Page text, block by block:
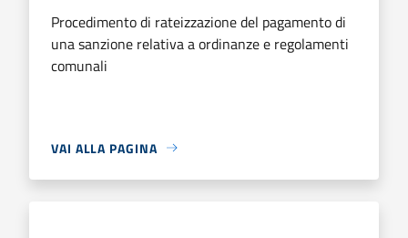
Procedimento di rateizzazione del pagamento di
una sanzione relativa a ordinanze e regolamenti
comunali
VAI ALLA PAGINA